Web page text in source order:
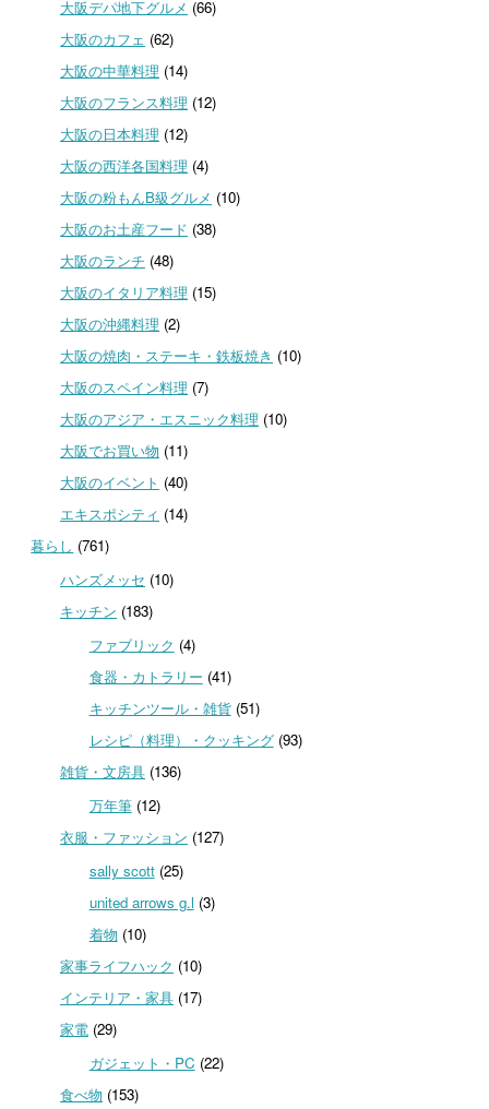
大阪デパ地下グルメ (66)
大阪のカフェ (62)
大阪の中華料理 (14)
大阪のフランス料理 (12)
大阪の日本料理 (12)
大阪の西洋各国料理 (4)
大阪の粉もんB級グルメ (10)
大阪のお土産フード (38)
大阪のランチ (48)
大阪のイタリア料理 (15)
大阪の沖縄料理 (2)
大阪の焼肉・ステーキ・鉄板焼き (10)
大阪のスペイン料理 (7)
大阪のアジア・エスニック料理 (10)
大阪でお買い物 (11)
大阪のイベント (40)
エキスポシティ (14)
暮らし (761)
ハンズメッセ (10)
キッチン (183)
ファブリック (4)
食器・カトラリー (41)
キッチンツール・雑貨(51)
レシピ（料理）・クッキング(93)
雑貨・文房具(136)
万年筆(12)
衣服・ファッション (127)
sally scott(25)
united arrows g.l (3)
着物 (10)
家事ライフハック (10)
インテリア・家具(17)
家電(29)
ガジェット・PC (22)
食べ物 (153)